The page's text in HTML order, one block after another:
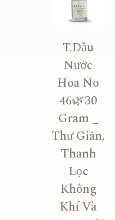
T.Dầu
Nước
Hoa No
46🌿30
Gram _
Thư Giãn,
Thanh
Lọc
Không
Khí Và